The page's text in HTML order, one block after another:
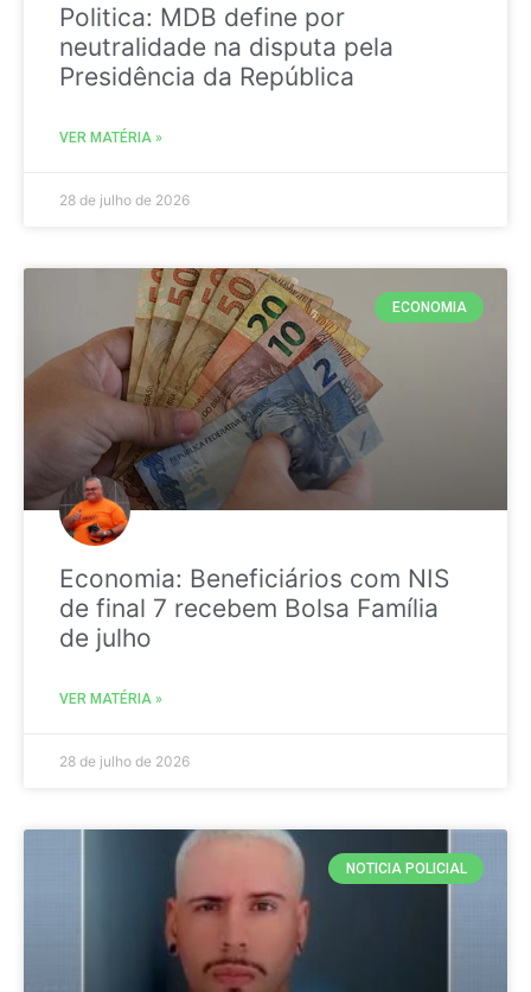
Politica: MDB define por
neutralidade na disputa pela
Presidência da República
VER MATÉRIA »
28 de julho de 2026
ECONOMIA
Economia: Beneficiários com NIS
de final 7 recebem Bolsa Família
de julho
VER MATÉRIA »
28 de julho de 2026
NOTICIA POLICIAL